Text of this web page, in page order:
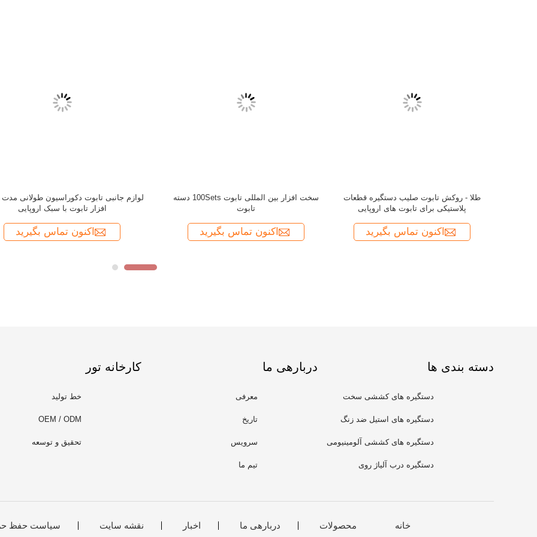
دسته بندی ها
دستگیره های کششی سخت
افزاری
دستگیره های استیل ضد زنگ
دستگیره های کششی آلومینیومی
دستگیره درب آلیاژ روی
دربارهی ما
معرفی
تاریخ
سرویس
تیم ما
کارخانه تور
خط تولید
OEM / ODM
تحقیق و توسعه
خانه محصولات دربارهی ما اخبار نقشه سایت سیاست حفظ